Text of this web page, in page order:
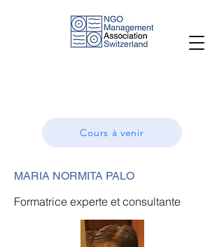
Cours à venir
MARIA NORMITA PALO
Formatrice experte et consultante